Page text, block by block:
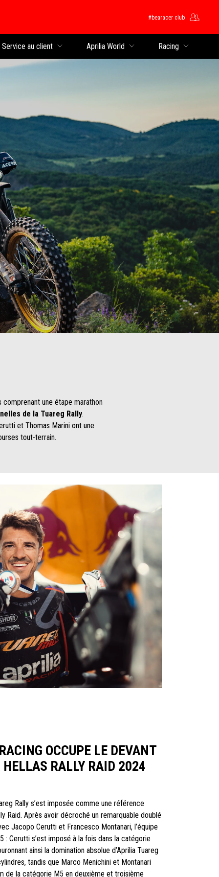
#bearacer club
Service au client Aprilia World Racing
une étape marathon
de la Tuareg Rally.
et Thomas Marini ont une
tout-terrain.
OCCUPE LE DEVANT
HELLAS RALLY RAID 2024
Rally s’est imposée comme une référence
Raid. Après avoir décroché un remarquable doublé
Jacopo Cerutti et Francesco Montanari, l’équipe
: Cerutti s’est imposé à la fois dans la catégorie
ainsi la domination absolue d’Aprilia Tuareg
tandis que Marco Menichini et Montanari
de la catégorie M5 en deuxième et troisième